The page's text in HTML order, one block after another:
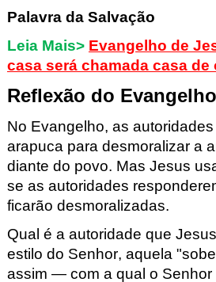
Palavra da Salvação
Leia Mais> Evangelho de
casa será chamada casa de
Reflexão do Evangelho
No Evangelho, as
arapuca para desmoralizar a
diante do povo. Mas Jesus
se as autoridades
ficarão desmoralizadas.
Qual é a autoridade que
estilo do Senhor, aquela
assim — com a qual o Senhor